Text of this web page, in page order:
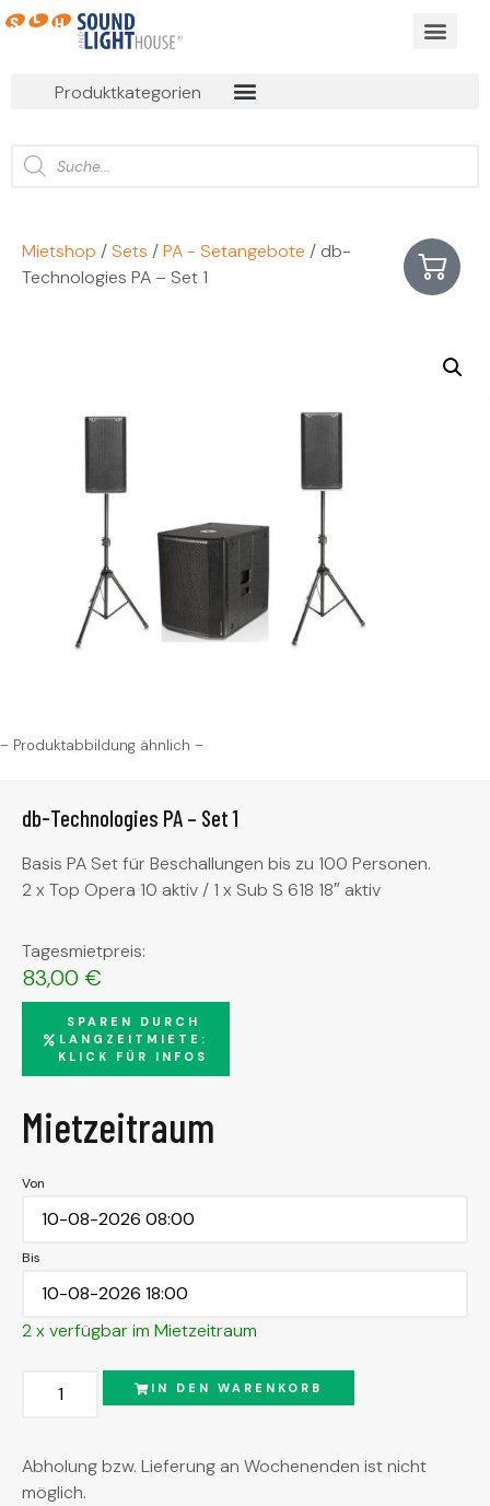
Produktkategorien
Mietshop /Sets /PA - Setangebote / db-
Technologies PA – Set 1
– Produktabbildung ähnlich –
db-Technologies PA – Set 1
Basis PA Set für Beschallungen bis zu 100 Personen.
2 x Top Opera 10 aktiv / 1 x Sub S 618 18″ aktiv
Tagesmietpreis:
83,00 €
SPAREN DURCH
LANGZEITMIETE:
KLICK FÜR INFOS
Mietzeitraum
Von
Bis
2 x verfügbar im Mietzeitraum
IN DEN WARENKORB
Abholung bzw. Lieferung an Wochenenden ist nicht
möglich.